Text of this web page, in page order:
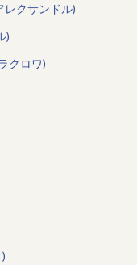
レクサンドル)
)
クロワ)